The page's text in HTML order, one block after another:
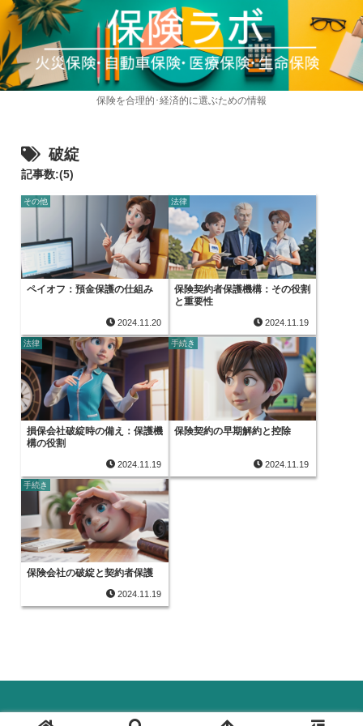
保険を合理的･経済的に選ぶための情報
破綻
記事数:(5)
その他
ペイオフ：預金保護の仕組み
2024.11.20
法律
保険契約者保護機構：その役割
と重要性
2024.11.19
法律
損保会社破綻時の備え：保護機
構の役割
2024.11.19
手続き
保険契約の早期解約と控除
2024.11.19
手続き
保険会社の破綻と契約者保護
2024.11.19